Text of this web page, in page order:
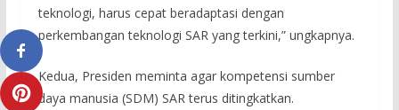
teknologi, harus cepat beradaptasi dengan
perkembangan teknologi SAR yang terkini,” ungkapnya.
Kedua, Presiden meminta agar kompetensi sumber
daya manusia (SDM) SAR terus ditingkatkan.